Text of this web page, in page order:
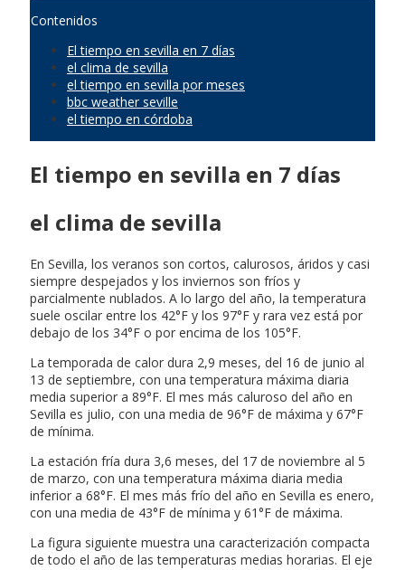
Contenidos
El tiempo en sevilla en 7 días
el clima de sevilla
el tiempo en sevilla por meses
bbc weather seville
el tiempo en córdoba
El tiempo en sevilla en 7 días
el clima de sevilla
En Sevilla, los veranos son cortos, calurosos, áridos y casi
siempre despejados y los inviernos son fríos y
parcialmente nublados. A lo largo del año, la temperatura
suele oscilar entre los 42°F y los 97°F y rara vez está por
debajo de los 34°F o por encima de los 105°F.
La temporada de calor dura 2,9 meses, del 16 de junio al
13 de septiembre, con una temperatura máxima diaria
media superior a 89°F. El mes más caluroso del año en
Sevilla es julio, con una media de 96°F de máxima y 67°F
de mínima.
La estación fría dura 3,6 meses, del 17 de noviembre al 5
de marzo, con una temperatura máxima diaria media
inferior a 68°F. El mes más frío del año en Sevilla es enero,
con una media de 43°F de mínima y 61°F de máxima.
La figura siguiente muestra una caracterización compacta
de todo el año de las temperaturas medias horarias. El eje